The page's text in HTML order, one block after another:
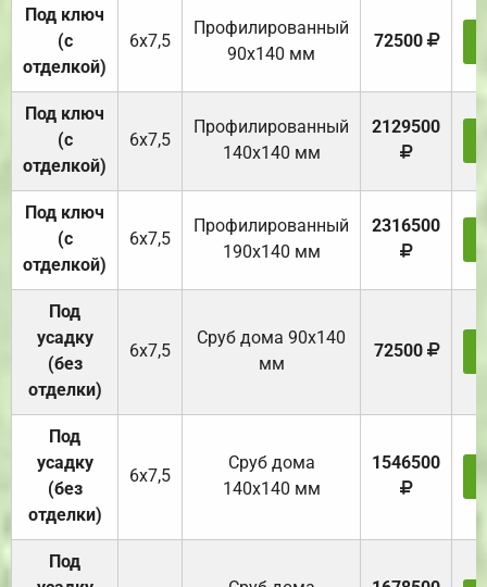
Под ключ
(с
отделкой)
6х7,5
Профилированный
90х140 мм
72500
Под ключ
(с
отделкой)
6х7,5
Профилированный
140х140 мм
2129500
Под ключ
(с
отделкой)
6х7,5
Профилированный
190х140 мм
2316500
Под
усадку
(без
отделки)
6х7,5
Cруб дома 90x140
мм
72500
Под
усадку
(без
отделки)
6х7,5
Cруб дома
140х140 мм
1546500
Под